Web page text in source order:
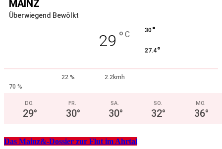
MAINZ
Überwiegend Bewölkt
29 ° C 30°
27.4°
22 %
2.2kmh
70 %
DO.
29°
FR.
30°
SA.
30°
SO.
32°
MO.
36°
Das Mainz&-Dossier zur Flut im Ahrtal